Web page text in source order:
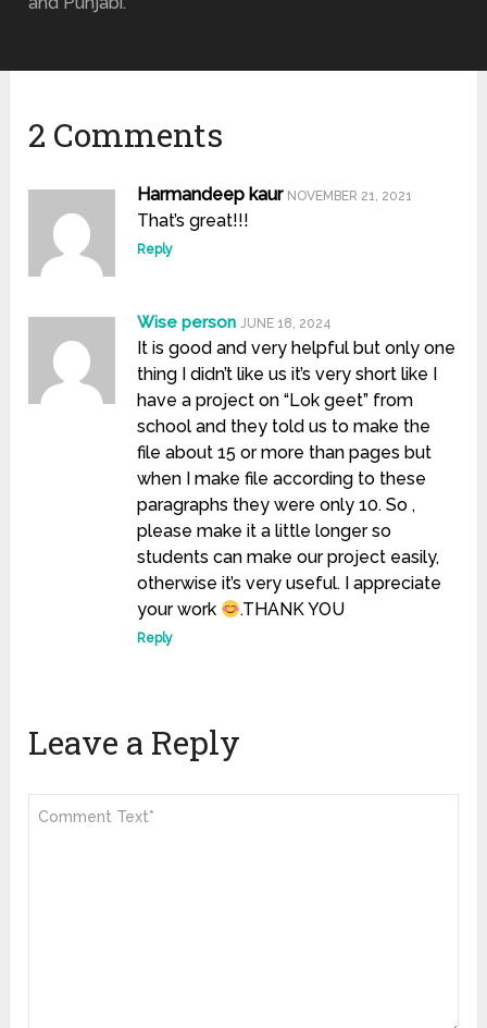
2 Comments
Harmandeep kaur NOVEMBER 21, 2021
That’s great!!!
Reply
Wise person JUNE 18, 2024
It is good and very helpful but only one
thing I didn’t like us it’s very short like I
have a project on “Lok geet” from
school and they told us to make the
file about 15 or more than pages but
when I make file according to these
paragraphs they were only 10. So ,
please make it a little longer so
students can make our project easily,
otherwise it’s very useful. I appreciate
your work
.THANK YOU
Reply
Leave a Reply